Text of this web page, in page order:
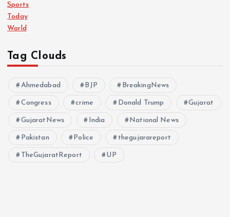
i
o
n
Sports
Today
World
Tag Clouds
Ahmedabad BJP BreakingNews
Congress crime Donald Trump Gujarat
GujaratNews India National News
Pakistan Police thegujarareport
TheGujaratReport UP